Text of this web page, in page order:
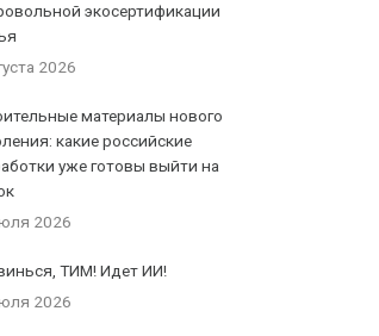
экосертификации
2026
материалы нового
какие российские
уже готовы выйти на
2026
ТИМ! Идет ИИ!
2026